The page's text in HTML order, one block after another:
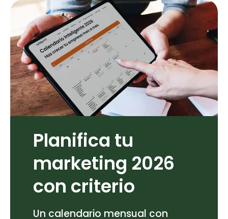
Planifica tu
marketing 2026
con criterio
Un calendario mensual con